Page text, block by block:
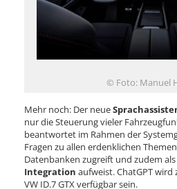
© Foto: Manuel
Mehr noch: Der neue
nur die Steuerung vieler
beantwortet im Rahmen der
Fragen zu allen erdenklichen
Datenbanken zugreift und zudem
Integration aufweist. ChatGPT
VW ID.7 GTX verfügbar sein.